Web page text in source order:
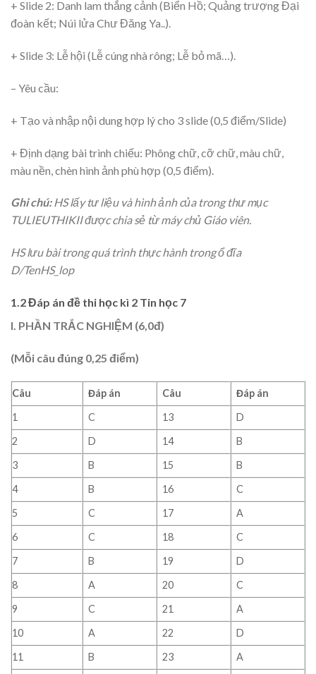
+ Slide 2: Danh lam thắng cảnh (Biển Hồ; Quảng trượng Đại
đoàn kết; Núi lửa Chư Đăng Ya..).
+ Slide 3: Lễ hội (Lễ cúng nhà rông; Lễ bỏ mã…).
– Yêu cầu:
+ Tạo và nhập nội dung hợp lý cho 3 slide (0,5 điểm/Slide)
+ Định dạng bài trình chiếu: Phông chữ, cỡ chữ, màu chữ,
màu nền, chèn hình ảnh phù hợp (0,5 điểm).
Ghi chú:HS lấy tư liệu và hình ảnh của trong thư mục
TULIEUTHIKII được chia sẻ từ máy chủ Giáo viên.
HS lưu bài trong quá trình thực hành trong ổ đĩa
D/TenHS_lop
1.2 Đáp án đề thi học kì 2 Tin học 7
I. PHẦN TRẮC NGHIỆM (6,0đ)
(Mỗi câu đúng 0,25 điểm)
Câu Đáp án Câu
Đáp án
1
C 13
D
2
D 14
B
3
B 15
B
4
B 16
C
5
C 17
A
6
C 18
C
7
B 19
D
8
A 20
C
9
C 21
A
10
A 22
D
11
B 23
A